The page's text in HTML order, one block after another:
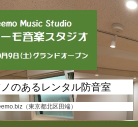
のあるレンタル防音室
（東京都北区田端）